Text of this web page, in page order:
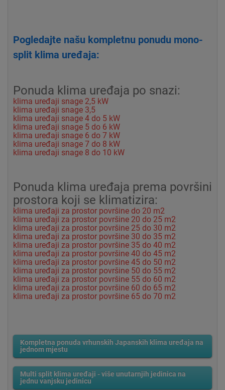
Pogledajte našu kompletnu ponudu mono-
split klima uređaja:
Ponuda klima uređaja po snazi:
klima uređaji snage 2,5 kW
klima uređaji snage 3,5
klima uređaji snage 4 do 5 kW
klima uređaji snage 5 do 6 kW
klima uređaji snage 6 do 7 kW
klima uređaji snage 7 do 8 kW
klima uređaji snage 8 do 10 kW
Ponuda klima uređaja prema površini
prostora koji se klimatizira:
klima uređaji za prostor površine do 20 m2
klima uređaji za prostor površine 20 do 25 m2
klima uređaji za prostor površine 25 do 30 m2
klima uređaji za prostor površine 30 do 35 m2
klima uređaji za prostor površine 35 do 40 m2
klima uređaji za prostor površine 40 do 45 m2
klima uređaji za prostor površine 45 do 50 m2
klima uređaji za prostor površine 50 do 55 m2
klima uređaji za prostor površine 55 do 60 m2
klima uređaji za prostor površine 60 do 65 m2
klima uređaji za prostor površine 65 do 70 m2
Kompletna ponuda vrhunskih Japanskih klima uređaja na
jednom mjestu
Multi split klima uređaji - više unutarnjih jedinica na
jednu vanjsku jedinicu